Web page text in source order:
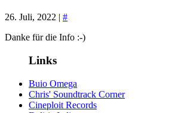
26. Juli, 2022 | #
Danke für die Info :-)
Links
Buio Omega
Chris' Soundtrack Corner
Cineploit Records